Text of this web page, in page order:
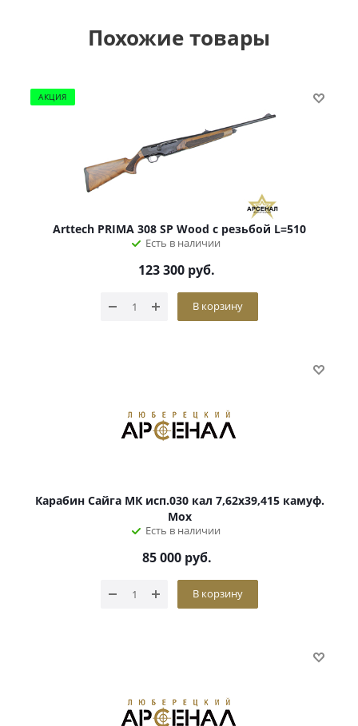
Похожие товары
АКЦИЯ
Arttech PRIMA 308 SP Wood с резьбой L=510
Есть в наличии
123 300 руб.
В корзину
Карабин Сайга МК исп.030 кал 7,62х39,415 камуф.
Мох
Есть в наличии
85 000руб.
В корзину